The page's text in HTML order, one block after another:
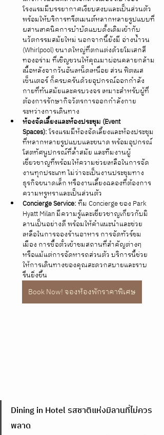
โรงแรมมีบรรยากาศเงียบสงบและเป็นส่วนตัว
พร้อมให้บริการทรีตเมนต์หลากหลายรูปแบบที่
ผสานเทคนิคการบำบัดแบบดั้งเดิมเข้ากับ
นวัตกรรมสมัยใหม่ นอกจากนี้ยังมี อ่างน้ำวน
(Whirlpool) ขนาดใหญ่ที่ตกแต่งด้วยโมเสกสี
ทองอร่าม ที่เชิญชวนให้คุณมาผ่อนคลายกล้าม
เนื้อหลังจากวันอันเหน็ดเหนื่อย ส่วน ฟิตเนส
เซ็นเตอร์ ก็ครบครันด้วยอุปกรณ์ออกกำลัง
กายที่ทันสมัยและครบวงจร เหมาะสำหรับผู้ที่
ต้องการรักษากิจวัตรการออกกำลังกาย
ระหว่างการเดินทาง
ห้องจัดเลี้ยงและห้องประชุม (Event
Spaces): โรงแรมมีห้องจัดเลี้ยงและห้องประชุม
ที่หลากหลายรูปแบบและขนาด พร้อมอุปกรณ์
โสตทัศนูปกรณ์ที่ล้ำสมัย และทีมงานผู้
เชี่ยวชาญที่พร้อมให้ความช่วยเหลือในการจัด
งานทุกประเภท ไม่ว่าจะเป็นงานประชุมทาง
ธุรกิจขนาดเล็ก หรืองานเลี้ยงฉลองที่ต้องการ
ความหรูหราและเป็นส่วนตัว
Concierge Service: ทีม Concierge ของ Park
Hyatt Milan มีความรู้และเชี่ยวชาญเกี่ยวกับมิ
ลานเป็นอย่างดี พร้อมให้คำแนะนำและช่วย
เหลือในการจองร้านอาหาร การจัดทัวร์ชม
เมือง การซื้อตั๋วเข้าชมสถานที่สำคัญต่างๆ
หรือแม้แต่การจัดหารถส่วนตัว บริการนี้ช่วย
ให้การเดินทางของคุณสะดวกสบายและราบ
รื่นยิ่งขึ้น
Book Now! จองห้องพักราคาพิเศษ
Dining in Hotel รสชาติแห่งมิลานที่ไม่ควร
พลาด